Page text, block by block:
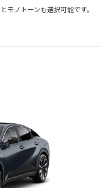
ノトーンも選択可能です。